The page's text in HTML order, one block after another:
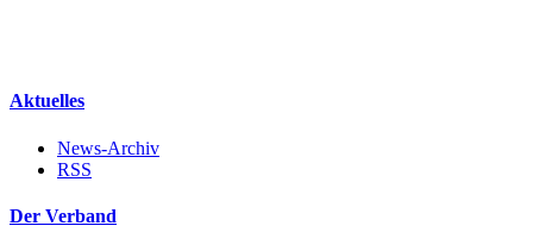
Aktuelles
News-Archiv
RSS
Der Verband